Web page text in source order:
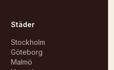
Städer
Stockholm
Göteborg
Malmö